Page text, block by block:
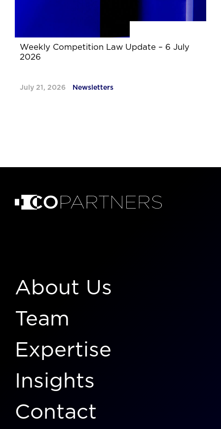
Weekly Competition Law Update – 6 July
2026
July 21, 2026 Newsletters
About Us
Team
Expertise
Insights
Contact